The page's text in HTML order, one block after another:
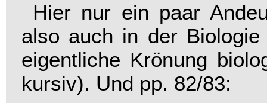
Hier nur ein paar
also auch in der
eigentliche Krönung
kursiv). Und pp. 82/83: